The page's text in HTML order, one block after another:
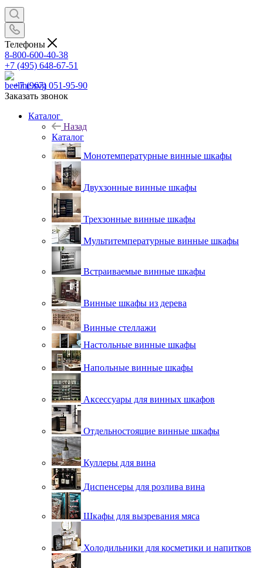
Телефоны
8-800-600-40-38
+7 (495) 648-67-51
+7 (967) 051-95-90
Заказать звонок
Каталог
Назад
Каталог
Монотемпературные винные шкафы
Двухзонные винные шкафы
Трехзонные винные шкафы
Мультитемпературные винные шкафы
Встраиваемые винные шкафы
Винные шкафы из дерева
Винные стеллажи
Настольные винные шкафы
Напольные винные шкафы
Аксессуары для винных шкафов
Отдельностоящие винные шкафы
Куллеры для вина
Диспенсеры для розлива вина
Шкафы для вызревания мяса
Холодильники для косметики и напитков